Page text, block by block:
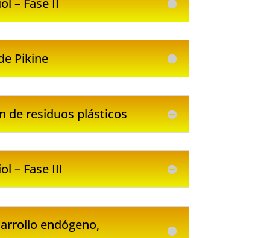
Pikine
de residuos plásticos
– Fase III
endógeno,